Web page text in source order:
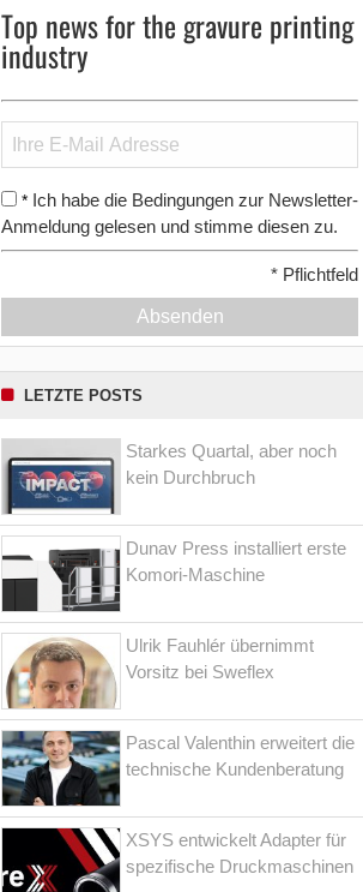
Top news for the gravure printing
industry
* Ich habe die Bedingungen zur Newsletter-
Anmeldung gelesen und stimme diesen zu.
* Pflichtfeld
Absenden
LETZTE POSTS
Starkes Quartal, aber noch
kein Durchbruch
Dunav Press installiert erste
Komori-Maschine
Ulrik Fauhlér übernimmt
Vorsitz bei Sweflex
Pascal Valenthin erweitert die
technische Kundenberatung
XSYS entwickelt Adapter für
spezifische Druckmaschinen